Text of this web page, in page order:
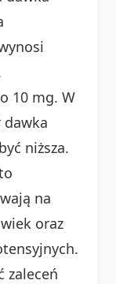
10 mg. W
dawka
niższa.
na
oraz
zaleceń